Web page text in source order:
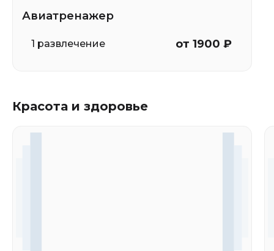
Авиатренажер
1 развлечение от 1900 ₽
Красота и здоровье